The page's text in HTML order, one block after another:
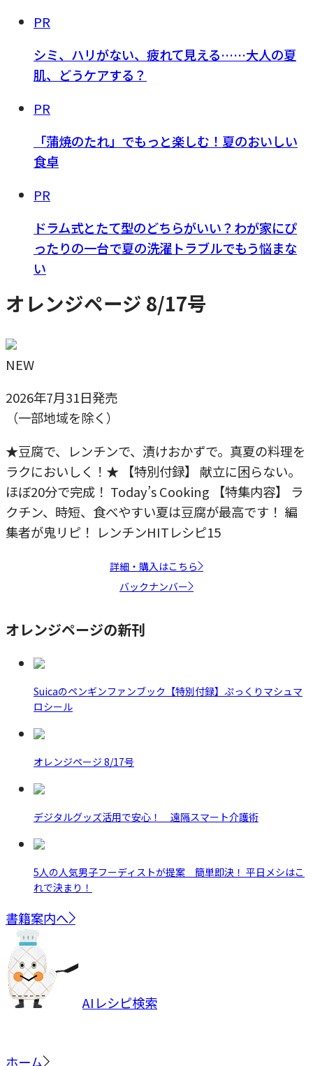
PR
シミ、ハリがない、疲れて見える……大人の夏
肌、どうケアする？
PR
「蒲焼のたれ」でもっと楽しむ！夏のおいしい
食卓
PR
ドラム式とたて型のどちらがいい？わが家にぴ
ったりの一台で夏の洗濯トラブルでもう悩まな
い
オレンジページ 8/17号
NEW
2026年7月31日発売
（一部地域を除く）
★豆腐で、レンチンで、漬けおかずで。真夏の料理を
ラクにおいしく！★ 【特別付録】 献立に困らない。
ほぼ20分で完成！ Today’s Cooking 【特集内容】 ラ
クチン、時短、食べやすい夏は豆腐が最高です！ 編
集者が鬼リピ！ レンチンHITレシピ15
詳細・購入はこちら
バックナンバー
オレンジページの新刊
Suicaのペンギンファンブック【特別付録】ぷっくりマシュマ
ロシール
オレンジページ 8/17号
デジタルグッズ活用で安心！ 遠隔スマート介護術
5人の人気男子フーディストが提案 簡単即決！ 平日メシはこ
れで決まり！
書籍案内へ
AIレシピ検索
ホーム